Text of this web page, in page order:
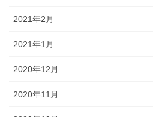
2021年2月
2021年1月
2020年12月
2020年11月